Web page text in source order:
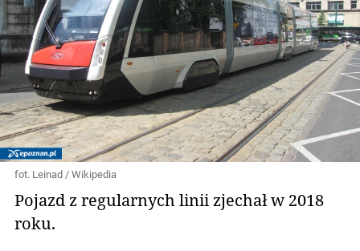
fot. Leinad / Wikipedia
Pojazd z regularnych linii zjechał w 2018
roku.